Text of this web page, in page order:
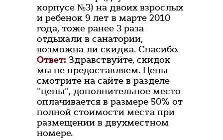
корпусе №3) на двоих взрослых
и ребенок 9 лет в марте 2010
года, тоже ранее 3 раза
отдыхали в санатории,
возможна ли скидка. Спасибо.
Ответ: Здравствуйте, скидок
мы не предоставляем. Цены
смотрите на сайте в разделе
"цены", дополнительное место
оплачивается в размере 50% от
полной стоимости места при
размещении в двухместном
номере.